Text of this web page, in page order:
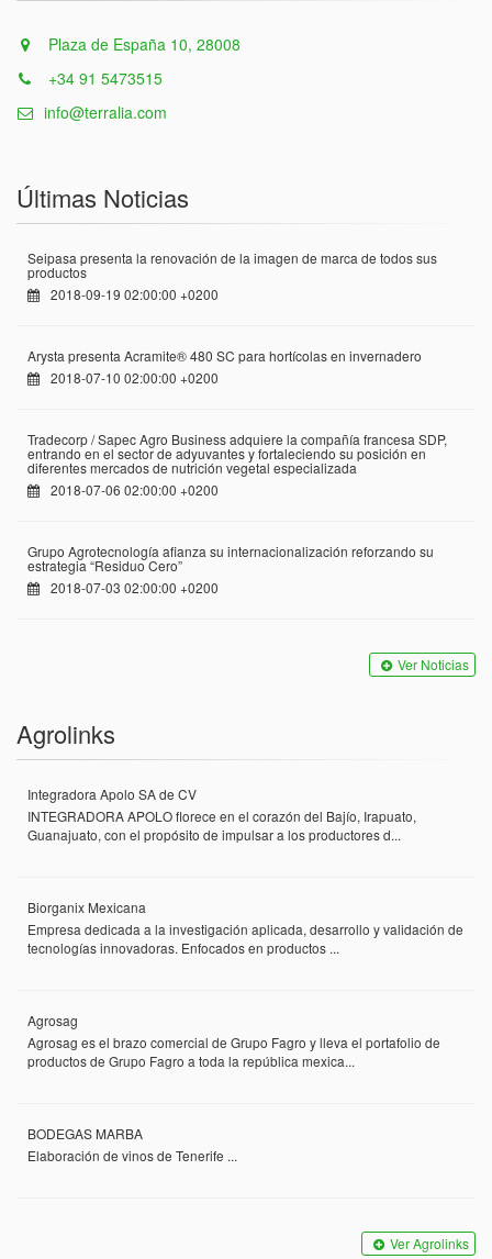
Plaza de España 10, 28008
+34 91 5473515
info@terralia.com
Últimas Noticias
Seipasa presenta la renovación de la imagen de marca de todos sus
productos
2018-09-19 02:00:00 +0200
Arysta presenta Acramite® 480 SC para hortícolas en invernadero
2018-07-10 02:00:00 +0200
Tradecorp / Sapec Agro Business adquiere la compañía francesa SDP,
entrando en el sector de adyuvantes y fortaleciendo su posición en
diferentes mercados de nutrición vegetal especializada
2018-07-06 02:00:00 +0200
Grupo Agrotecnología afianza su internacionalización reforzando su
estrategia “Residuo Cero”
2018-07-03 02:00:00 +0200
Ver Noticias
Agrolinks
Integradora Apolo SA de CV
INTEGRADORA APOLO florece en el corazón del Bajío, Irapuato,
Guanajuato, con el propósito de impulsar a los productores d...
Biorganix Mexicana
Empresa dedicada a la investigación aplicada, desarrollo y validación de
tecnologías innovadoras. Enfocados en productos ...
Agrosag
Agrosag es el brazo comercial de Grupo Fagro y lleva el portafolio de
productos de Grupo Fagro a toda la república mexica...
BODEGAS MARBA
Elaboración de vinos de Tenerife ...
Ver Agrolinks